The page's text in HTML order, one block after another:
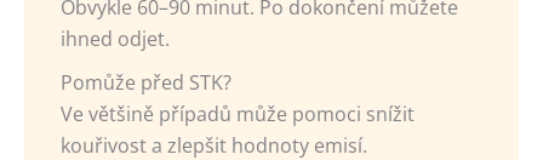
Obvykle 60–90 minut. Po dokončení můžete
ihned odjet.
Pomůže před STK?
Ve většině případů může pomoci snížit
kouřivost a zlepšit hodnoty emisí.